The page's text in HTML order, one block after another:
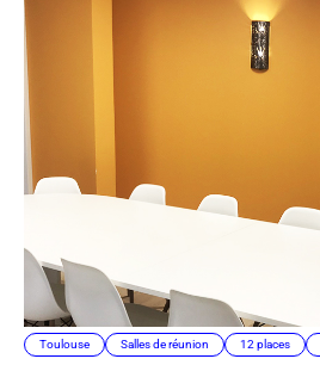
Toulouse Salles de réunion 12 places